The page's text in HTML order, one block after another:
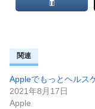
関連
Appleでもっとヘルス
2021年8月17日
Apple